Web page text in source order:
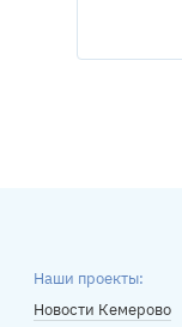
Наши проекты:
Новости Кемерово